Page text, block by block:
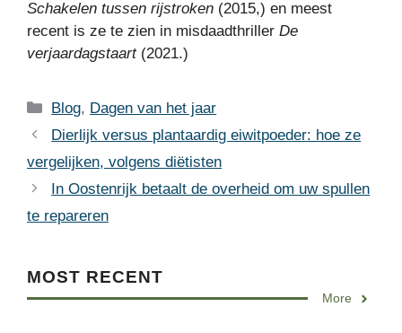
Schakelen tussen rijstroken (2015,) en meest
recent is ze te zien in misdaadthriller De
verjaardagstaart(2021.)
Categories
Blog, Dagen van het jaar
Dierlijk versus plantaardig eiwitpoeder: hoe ze
vergelijken, volgens diëtisten
In Oostenrijk betaalt de overheid om uw spullen
te repareren
MOST RECENT
More